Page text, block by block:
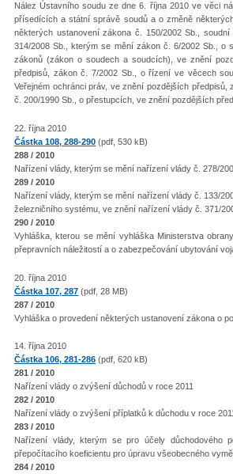
Nález Ústavního soudu ze dne 6. října 2010 ve věci
přísedících a státní správě soudů a o změně
některých ustanovení zákona č. 150/2002 Sb.,
314/2008 Sb., kterým se mění zákon č. 6/2002 Sb.,
zákonů (zákon o soudech a soudcích), ve znění
předpisů, zákon č. 7/2002 Sb., o řízení ve věcech
Veřejném ochránci práv, ve znění pozdějších
č. 200/1990 Sb., o přestupcích, ve znění pozdějších
22. října 2010
Částka 108, 288-290 (pdf, 530 kB)
288 / 2010
Nařízení vlády, kterým se mění nařízení vlády č. 278/
289 / 2010
Nařízení vlády, kterým se mění nařízení vlády č. 133/
železničního systému, ve znění nařízení vlády č. 371/
290 / 2010
Vyhláška, kterou se mění vyhláška Ministerstva
přepravních náležitostí a o zabezpečování ubytování
20. října 2010
Částka 107, 287 (pdf, 28 MB)
287 / 2010
Vyhláška o provedení některých ustanovení zákona o
14. října 2010
Částka 106, 281-286 (pdf, 620 kB)
281 / 2010
Nařízení vlády o zvýšení důchodů v roce 2011
282 / 2010
Nařízení vlády o zvýšení příplatků k důchodu v roce
283 / 2010
Nařízení vlády, kterým se pro účely důchodového
přepočítacího koeficientu pro úpravu všeobecného
284 / 2010